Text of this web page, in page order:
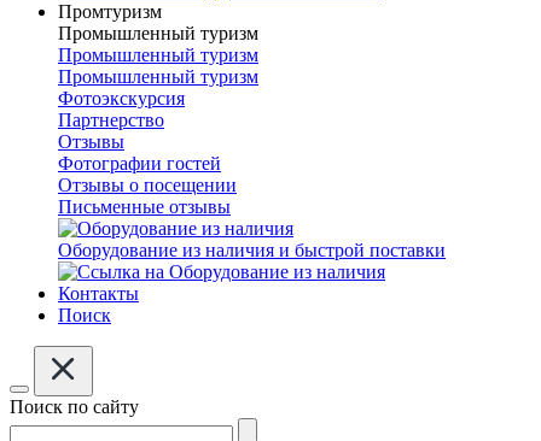
Промтуризм
Промышленный туризм
Промышленный туризм
Промышленный туризм
Фотоэкскурсия
Партнерство
Отзывы
Фотографии гостей
Отзывы о посещении
Письменные отзывы
Оборудование из наличия и быстрой поставки
Контакты
Поиск
Поиск по сайту